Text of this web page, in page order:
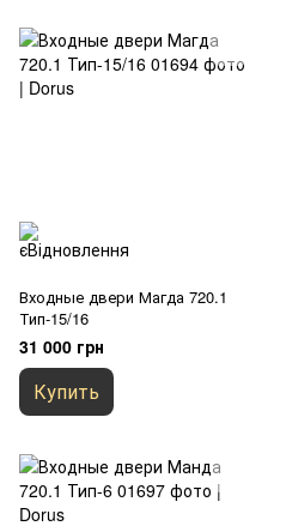
Входные двери Магда 720.1
Тип-15/16
31 000 грн
Купить